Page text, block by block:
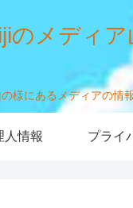
のメディ
の様にあるメディアの情
人情報 プライ